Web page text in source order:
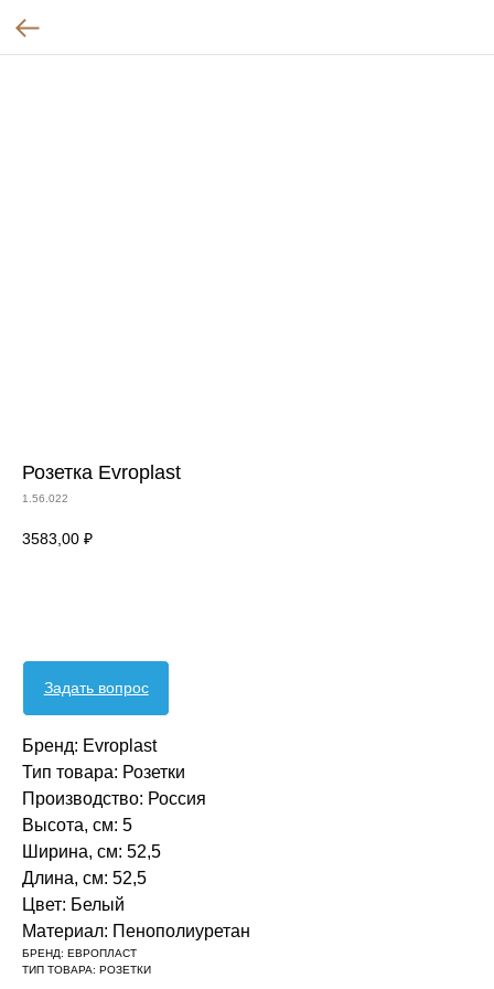
Розетка Evroplast
1.56.022
3583,00 ₽
Задать вопрос
Бренд: Evroplast
Тип товара: Розетки
Производство: Россия
Высота, см: 5
Ширина, см: 52,5
Длина, см: 52,5
Цвет: Белый
Материал: Пенополиуретан‎‎
БРЕНД: ЕВРОПЛАСТ
ТИП ТОВАРА: РОЗЕТКИ